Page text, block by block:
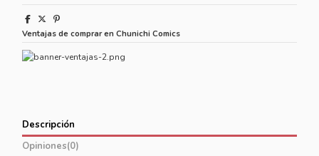
Ventajas de comprar en Chunichi Comics
Descripción
Opiniones(0)